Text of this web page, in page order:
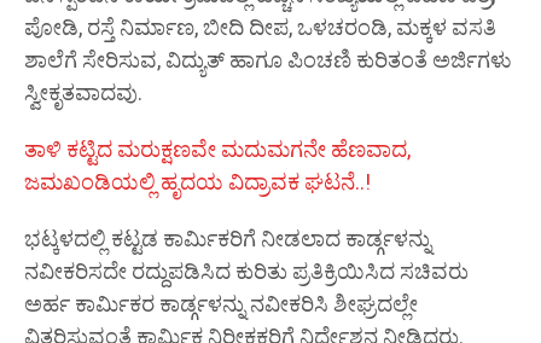
ಪೋಡಿ, ರಸ್ತೆ ನಿರ್ಮಾಣ, ಬೀದಿ ದೀಪ, ಒಳಚರಂಡಿ, ಮಕ್ಕಳ ವಸತಿ
ಶಾಲೆಗೆ ಸೇರಿಸುವ, ವಿದ್ಯುತ್ ಹಾಗೂ ಪಿಂಚಣಿ ಕುರಿತಂತೆ ಅರ್ಜಿಗಳು
ಸ್ವೀಕೃತವಾದವು.
ತಾಳಿ ಕಟ್ಟಿದ ಮರುಕ್ಷಣವೇ ಮದುಮಗನೇ ಹೆಣವಾದ,
ಜಮಖಂಡಿಯಲ್ಲಿ ಹೃದಯ ವಿದ್ರಾವಕ ಘಟನೆ..!
ಭಟ್ಕಳದಲ್ಲಿ ಕಟ್ಟಡ ಕಾರ್ಮಿಕರಿಗೆ ನೀಡಲಾದ ಕಾರ್ಡ್ಗಳನ್ನು
ನವೀಕರಿಸದೇ ರದ್ದುಪಡಿಸಿದ ಕುರಿತು ಪ್ರತಿಕ್ರಿಯಿಸಿದ ಸಚಿವರು
ಅರ್ಹ ಕಾರ್ಮಿಕರ ಕಾರ್ಡ್ಗಳನ್ನು ನವೀಕರಿಸಿ ಶೀಘ್ರದಲ್ಲೇ